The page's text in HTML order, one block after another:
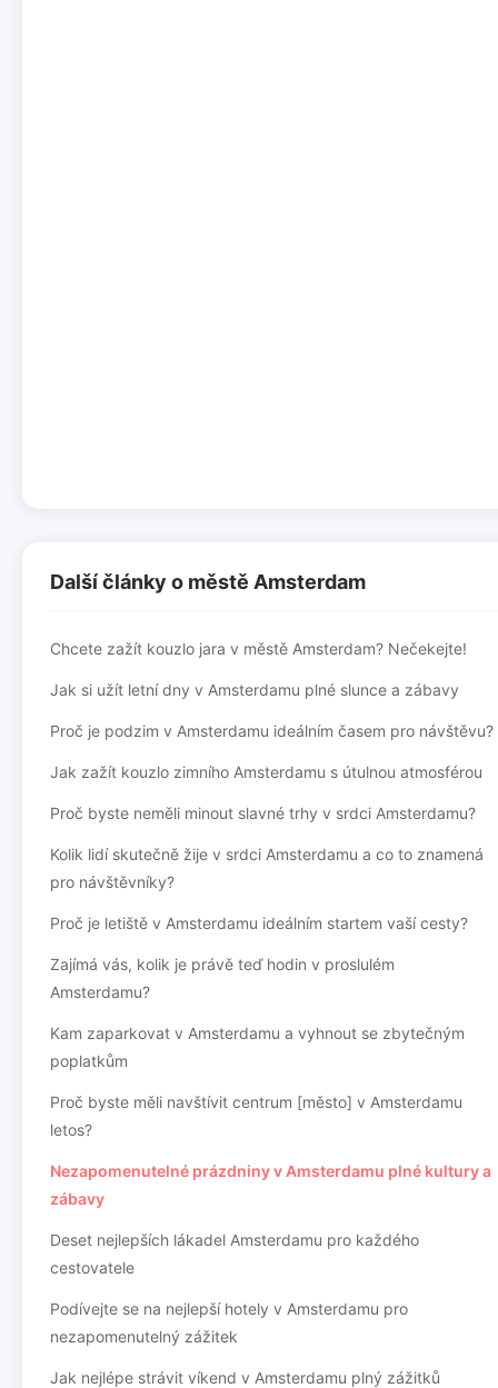
Další články o městě Amsterdam
Chcete zažít kouzlo jara v městě Amsterdam? Nečekejte!
Jak si užít letní dny v Amsterdamu plné slunce a zábavy
Proč je podzim v Amsterdamu ideálním časem pro návštěvu?
Jak zažít kouzlo zimního Amsterdamu s útulnou atmosférou
Proč byste neměli minout slavné trhy v srdci Amsterdamu?
Kolik lidí skutečně žije v srdci Amsterdamu a co to znamená
pro návštěvníky?
Proč je letiště v Amsterdamu ideálním startem vaší cesty?
Zajímá vás, kolik je právě teď hodin v proslulém
Amsterdamu?
Kam zaparkovat v Amsterdamu a vyhnout se zbytečným
poplatkům
Proč byste měli navštívit centrum [město] v Amsterdamu
letos?
Nezapomenutelné prázdniny v Amsterdamu plné kultury a
zábavy
Deset nejlepších lákadel Amsterdamu pro každého
cestovatele
Podívejte se na nejlepší hotely v Amsterdamu pro
nezapomenutelný zážitek
Jak nejlépe strávit víkend v Amsterdamu plný zážitků